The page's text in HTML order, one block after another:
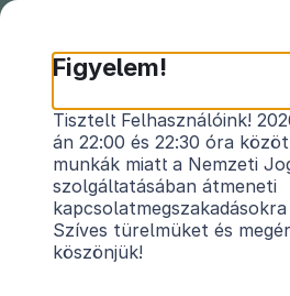
2013. évi CIII.
egyes törvényeknek a
és a közpénzek
Hatályos: 2015. 01. 02. –
Figyelem!
Tisztelt Felhasználóink!
án 22:00 és 22:30 óra
munkák miatt a Nemzeti
szolgáltatásában átmeneti
Szíves türelmüket és
köszönjük!